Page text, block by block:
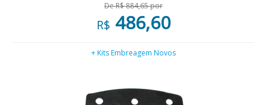
De R$ 884,65 por
R$ 486,60
+ Kits Embreagem Novos